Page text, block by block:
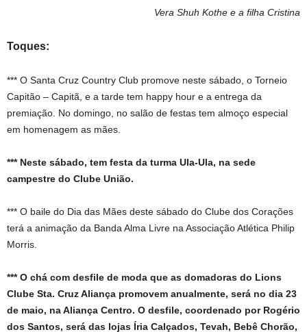
Vera Shuh Kothe e a filha Cristina
Toques:
*** O Santa Cruz Country Club promove neste sábado, o Torneio
Capitão – Capitã, e a tarde tem happy hour e a entrega da
premiação. No domingo, no salão de festas tem almoço especial
em homenagem as mães.
*** Neste sábado, tem festa da turma Ula-Ula, na sede
campestre do Clube União.
*** O baile do Dia das Mães deste sábado do Clube dos Corações
terá a animação da Banda Alma Livre na Associação Atlética Philip
Morris.
*** O chá com desfile de moda que as domadoras do Lions
Clube Sta. Cruz Aliança promovem anualmente, será no dia 23
de maio, na Aliança Centro. O desfile, coordenado por Rogério
dos Santos, será das lojas Íria Calçados, Tevah, Bebê Chorão,